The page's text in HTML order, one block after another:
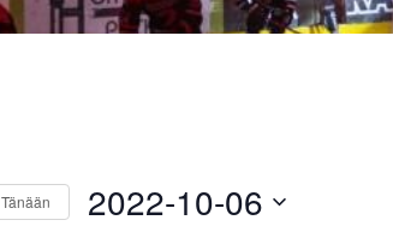
Tänään 2022-10-06